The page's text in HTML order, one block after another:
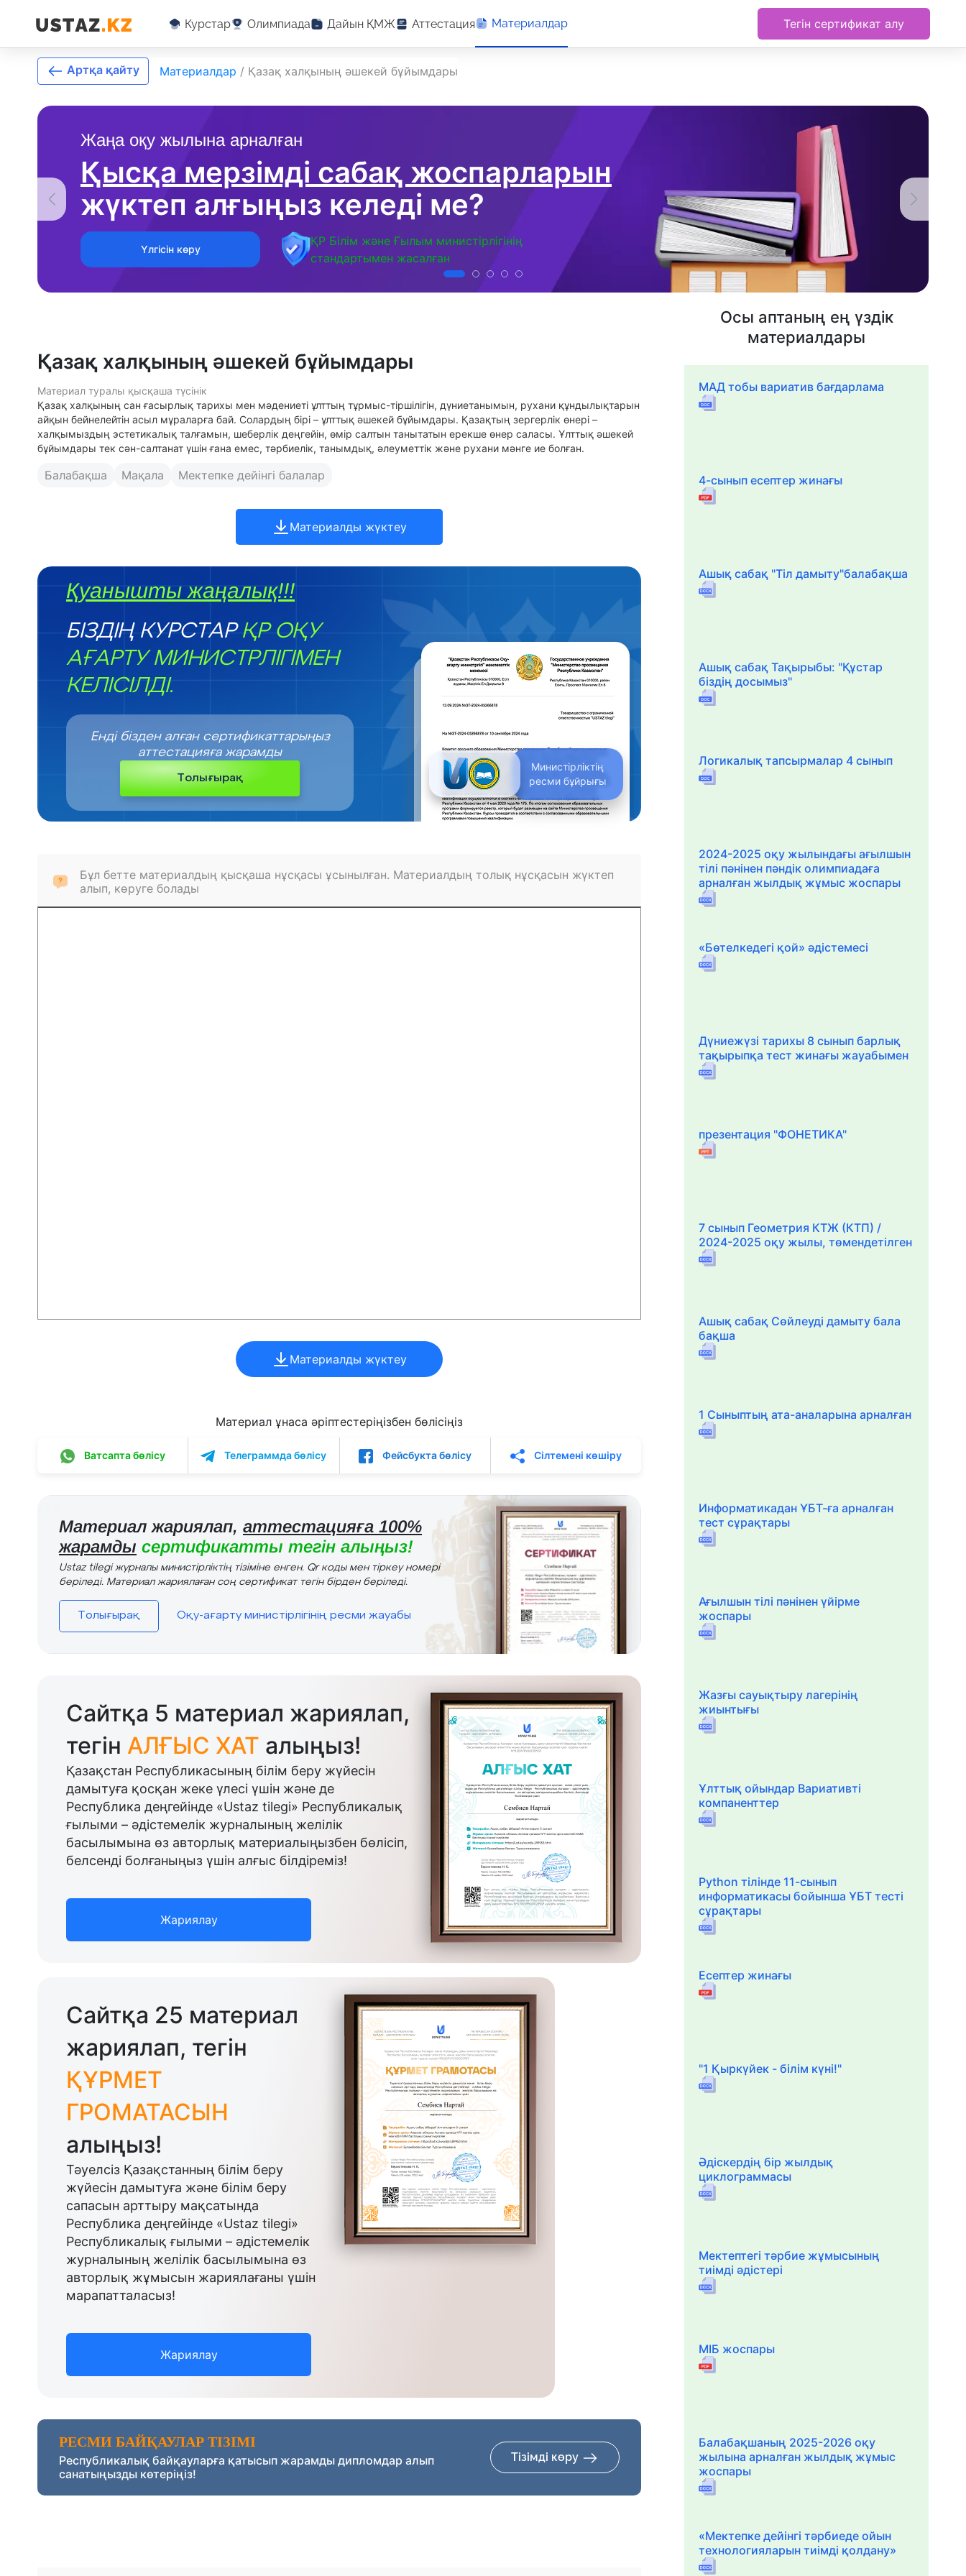
Курстар Олимпиада Дайын ҚМЖ Аттестация Материалдар Тегін сертификат алу
Жаңа оқу жылына арналған
Қысқа мерзімді сабақ жоспарларын
жүктеп алғыңыз келеді ме?
Үлгісін көру
ҚР Білім және Ғылым министірлігінің
стандартымен жасалған
Артқа қайту Материалдар / Қазақ халқының әшекей бұйымдары
Қазақ халқының әшекей бұйымдары
Материал туралы қысқаша түсінік
Қазақ халқының сан ғасырлық тарихы мен мәдениеті ұлттың тұрмыс-тіршілігін, дүниетанымын, рухани құндылықтарын
айқын бейнелейтін асыл мұраларға бай. Солардың бірі – ұлттық әшекей бұйымдары. Қазақтың зергерлік өнері –
халқымыздың эстетикалық талғамын, шеберлік деңгейін, өмір салтын танытатын ерекше өнер саласы. Ұлттық әшекей
бұйымдары тек сән-салтанат үшін ғана емес, тәрбиелік, танымдық, әлеуметтік және рухани мәнге ие болған.
Балабақша Мақала Мектепке дейінгі балалар
Материалды жүктеу
Қуанышты жаңалық!!!
БІЗДІҢ КУРСТАР ҚР ОҚУ
АҒАРТУ МИНИСТРЛІГІМЕН
КЕЛІСІЛДІ.
Министірліктің
ресми бұйрығы
Енді бізден алған сертификаттарыңыз
аттестацияға жарамды
Толығырақ
Бұл бетте материалдың қысқаша нұсқасы ұсынылған. Материалдың толық нұсқасын жүктеп
алып, көруге болады
Материалды жүктеу
Материал ұнаса әріптестеріңізбен бөлісіңіз
Ватсапта бөлісу Телеграммда бөлісу Фейсбукта бөлісу Сілтемені көшіру
Материал жариялап, аттестацияға 100%
жарамды сертификатты тегін алыңыз!
Ustaz tilegi журналы министірліктің тізіміне енген. Qr коды мен тіркеу номері
беріледі. Материал жариялаған соң сертификат тегін бірден беріледі.
Толығырақ Оқу-ағарту министірлігінің ресми жауабы
Сайтқа 5 материал жариялап,
тегін АЛҒЫС ХАТ алыңыз!
Қазақстан Республикасының білім беру жүйесін
дамытуға қосқан жеке үлесі үшін және де
Республика деңгейінде «Ustaz tilegi» Республикалық
ғылыми – әдістемелік журналының желілік
басылымына өз авторлық материалыңызбен бөлісіп,
белсенді болғаныңыз үшін алғыс білдіреміз!
Жариялау
Сайтқа 25 материал
жариялап, тегін
ҚҰРМЕТ
ГРОМАТАСЫН
алыңыз!
Тәуелсіз Қазақстанның білім беру
жүйесін дамытуға және білім беру
сапасын арттыру мақсатында
Республика деңгейінде «Ustaz tilegi»
Республикалық ғылыми – әдістемелік
журналының желілік басылымына өз
авторлық жұмысын жариялағаны үшін
марапатталасыз!
Жариялау
РЕСМИ БАЙҚАУЛАР ТІЗІМІ
Республикалық байқауларға қатысып жарамды дипломдар алып
санатыңызды көтеріңіз!
Тізімді көру
Осы аптаның ең үздік
материалдары
МАД тобы вариатив бағдарлама
4-сынып есептер жинағы
Ашық сабақ "Тіл дамыту"балабақша
Ашық сабақ Тақырыбы: "Құстар
біздің досымыз"
Логикалық тапсырмалар 4 сынып
2024-2025 оқу жылындағы ағылшын
тілі пәнінен пәндік олимпиадаға
арналған жылдық жұмыс жоспары
«Бөтелкедегі қой» әдістемесі
Дүниежүзі тарихы 8 сынып барлық
тақырыпқа тест жинағы жауабымен
презентация "ФОНЕТИКА"
7 сынып Геометрия КТЖ (КТП) /
2024-2025 оқу жылы, төмендетілген
Ашық сабақ Сөйлеуді дамыту бала
бақша
1 Сыныптың ата-аналарына арналған
Информатикадан ҰБТ-ға арналған
тест сұрақтары
Ағылшын тілі пәнінен үйірме
жоспары
Жазғы сауықтыру лагерінің
жиынтығы
Ұлттық ойындар Вариативті
компаненттер
Python тілінде 11-сынып
информатикасы бойынша ҰБТ тесті
сұрақтары
Есептер жинағы
"1 Қыркүйек - білім күні!"
Әдіскердің бір жылдық
циклограммасы
Мектептегі тәрбие жұмысының
тиімді әдістері
МІБ жоспары
Балабақшаның 2025-2026 оқу
жылына арналған жылдық жұмыс
жоспары
«Мектепке дейінгі тәрбиеде ойын
технологияларын тиімді қолдану»